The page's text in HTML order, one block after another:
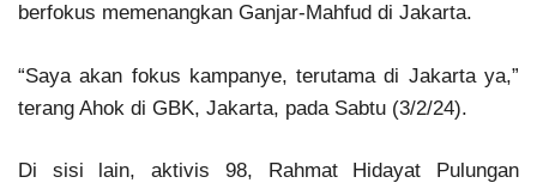
berfokus memenangkan Ganjar-Mahfud di Jakarta.
“Saya akan fokus kampanye, terutama di Jakarta ya,”
terang Ahok di GBK, Jakarta, pada Sabtu (3/2/24).
Di sisi lain, aktivis 98, Rahmat Hidayat Pulungan